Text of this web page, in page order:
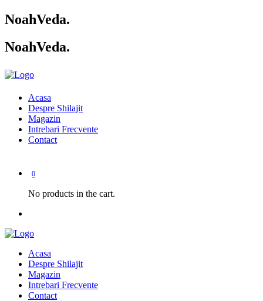
NoahVeda.
NoahVeda.
Acasa
Despre Shilajit
Magazin
Intrebari Frecvente
Contact
0
No products in the cart.
Acasa
Despre Shilajit
Magazin
Intrebari Frecvente
Contact